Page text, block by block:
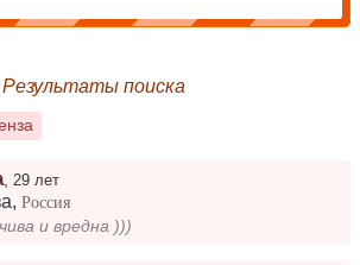
Результаты поиска
, 29 лет
,Россия
и вредна )))